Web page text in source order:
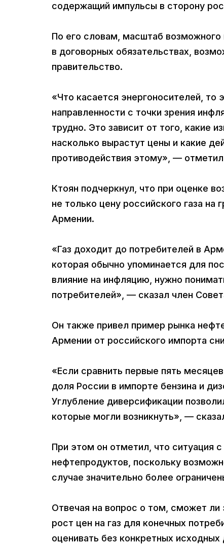
содержащий импульсы в сторону
По его словам, масштаб возможного
в договорных обязательствах,
правительство.
«Что касается энергоносителей,
направленности с точки зрения
трудно. Это зависит от того, какие
насколько вырастут цены и какие
противодействия этому», —
Ктоян подчеркнул, что при оценке
не только цену российского газа на
Армении.
«Газ доходит до потребителей в
которая обычно упоминается для
влияние на инфляцию, нужно
потребителей», — сказал член
Он также привел пример рынка
Армении от российского импорта
«Если сравнить первые пять
доля России в импорте бензина и
Углубление диверсификации
которые могли возникнуть», —
При этом он отметил, что ситуация
нефтепродуктов, поскольку
случае значительно более
Отвечая на вопрос о том, сможет
рост цен на газ для конечных
оценивать без конкретных исходных